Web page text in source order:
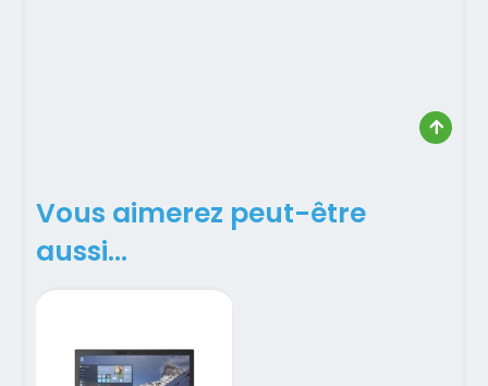
Vous aimerez peut-être
aussi…